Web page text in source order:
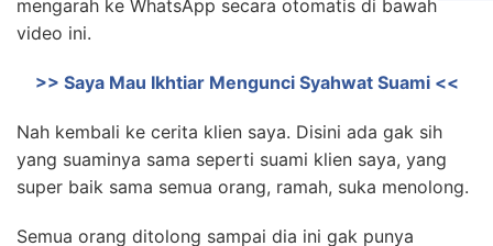
mengarah ke WhatsApp secara otomatis di bawah
video ini.
>> Saya Mau Ikhtiar Mengunci Syahwat Suami <<
Nah kembali ke cerita klien saya. Disini ada gak sih
yang suaminya sama seperti suami klien saya, yang
super baik sama semua orang, ramah, suka menolong.
Semua orang ditolong sampai dia ini gak punya